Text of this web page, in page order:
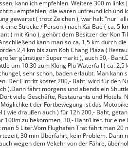
kann ich empfehlen. Weitere 300 m links
zu empfehlen, die waren unfreundlich und
gewartet ( trotz Zeichen ), war halt "nur"
eine Strecke / Person ) nach Kai Bae ( ca. 5
( mit Kino ), gehört dem Besitzer der Kon
kann man so ca. 1,5 km durch
2,4 km bis zum Koh Chang Plaza (
günstiger Supermarkt ), auch 50,-
um 10:30 zum Klong Plu Waterfall ( ca. 2,5
sehr schön, baden erlaubt. Man kann
Der Eintritt kostet 200,- Baht, wird für den
).Dann fährt morgens und abends ein
viele Geschäfte, Restaurants und Hotels.
der Fortbewegung ist das
( wie draußen auch ) für 12h 200,- Baht,
100m zu bekommen, 30,- Baht/Liter. für
man 5 Liter.Vom Flughafen Trat fährt man 20
30 min Überfahrt, kein Problem. Dann
wegen dem Vekehr von der Fähre,